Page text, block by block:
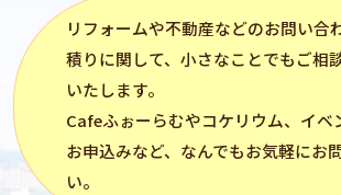
リフォームや不動産などのお問い合
積りに関して、小さなことでもご相
いたします。
Cafeふぉーらむやコケリウム、イベ
お申込みなど、なんでもお気軽にお
い。